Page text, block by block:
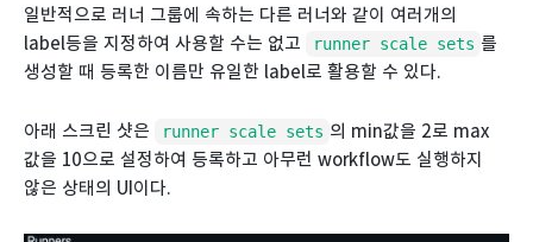
일반적으로 러너 그룹에 속하는 다른 러너와 같이 여러개의
label등을 지정하여 사용할 수는 없고
runner scale sets 를
생성할 때 등록한 이름만 유일한 label로 활용할 수 있다.
아래 스크린 샷은 runner scale sets 의 min값을 2로 max
값을 10으로 설정하여 등록하고 아무런 workflow도 실행하지
않은 상태의 UI이다.